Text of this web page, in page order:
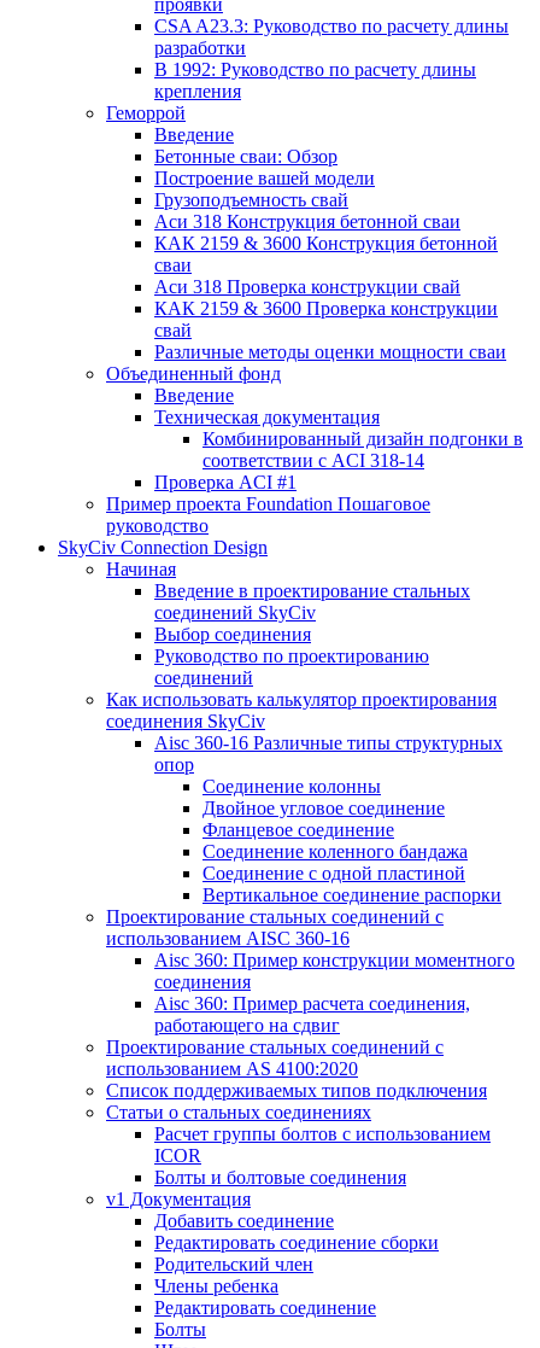
проявки
CSA A23.3: Руководство по расчету длины
разработки
В 1992: Руководство по расчету длины
крепления
Геморрой
Введение
Бетонные сваи: Обзор
Построение вашей модели
Грузоподъемность свай
Аси 318 Конструкция бетонной сваи
КАК 2159 & 3600 Конструкция бетонной
сваи
Аси 318 Проверка конструкции свай
КАК 2159 & 3600 Проверка конструкции
свай
Различные методы оценки мощности сваи
Объединенный фонд
Введение
Техническая документация
Комбинированный дизайн подгонки в
соответствии с ACI 318-14
Проверка ACI #1
Пример проекта Foundation Пошаговое
руководство
SkyCiv Connection Design
Начиная
Введение в проектирование стальных
соединений SkyCiv
Выбор соединения
Руководство по проектированию
соединений
Как использовать калькулятор проектирования
соединения SkyCiv
Aisc 360-16 Различные типы структурных
опор
Соединение колонны
Двойное угловое соединение
Фланцевое соединение
Соединение коленного бандажа
Соединение с одной пластиной
Вертикальное соединение распорки
Проектирование стальных соединений с
использованием AISC 360-16
Aisc 360: Пример конструкции моментного
соединения
Aisc 360: Пример расчета соединения,
работающего на сдвиг
Проектирование стальных соединений с
использованием AS 4100:2020
Список поддерживаемых типов подключения
Статьи о стальных соединениях
Расчет группы болтов с использованием
ICOR
Болты и болтовые соединения
v1 Документация
Добавить соединение
Редактировать соединение сборки
Родительский член
Члены ребенка
Редактировать соединение
Болты